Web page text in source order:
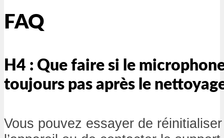
FAQ
H4 : Que faire si le
toujours pas après le
Vous pouvez essayer de